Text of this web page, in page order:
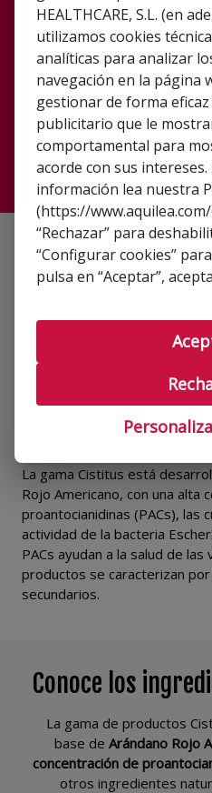
Comprar online
Localiza tu
¿Qué es Cistitus?
La gama Cistitus está
Rojo Americano, con una alta
proantocianidinas (PACs), las
actividad de la bacteria
PACs ayudan a la salud de
productos se caracterizan
secundarios.
Conoce los
La gama de productos
base de Arándano Rojo
concentración de
otros ingredientes
HEALTHCARE, S.L. (en
utilizamos cookies
analíticas para analizar
navegación en la página
gestionar de forma
publicitario que le
comportamental para
acorde con sus
información lea nuestra
(https://
“Rechazar” para
“Configurar cookies”
pulsa en “Aceptar”,